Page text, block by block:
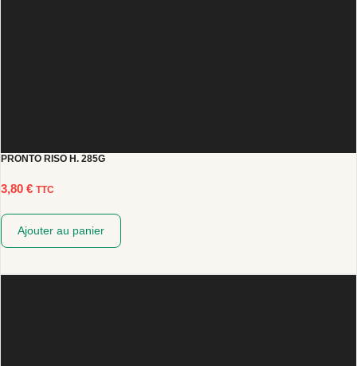
PRONTO RISO H. 285G
3,80 € TTC
Ajouter au panier